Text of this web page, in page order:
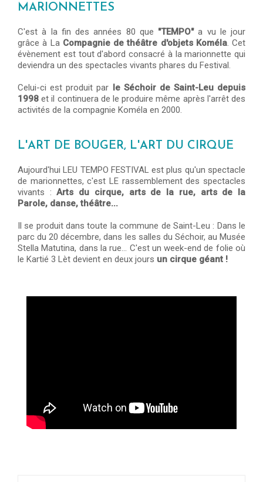
MARIONNETTES
C'est à la fin des années 80 que "TEMPO"a vu le jour
grâce à La Compagnie de théâtre d'objets Koméla. Cet
évènement est tout d'abord consacré à la marionnette qui
deviendra un des spectacles vivants phares du Festival.
Celui-ci est produit par le Séchoir de Saint-Leu depuis
1998 et il continuera de le produire même après l'arrêt des
activités de la compagnie Koméla en 2000.
L'ART DE BOUGER, L'ART DU CIRQUE
Aujourd'hui LEU TEMPO FESTIVAL est plus qu'un spectacle
de marionnettes, c'est LE rassemblement des spectacles
vivants :Arts du cirque, arts de la rue, arts de la
Parole, danse, théâtre...
Il se produit dans toute la commune de Saint-Leu : Dans le
parc du 20 décembre, dans les salles du Séchoir, au Musée
Stella Matutina, dans la rue... C'est un week-end de folie où
le Kartié 3 Lèt devient en deux jours un cirque géant !